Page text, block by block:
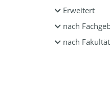
Erweitert
nach
nach